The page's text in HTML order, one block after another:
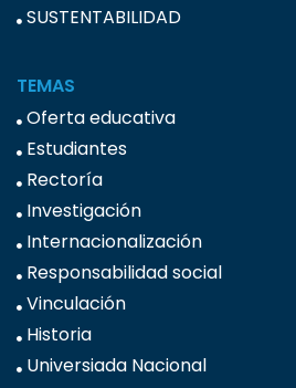
SUSTENTABILIDAD
TEMAS
Oferta educativa
Estudiantes
Rectoría
Investigación
Internacionalización
Responsabilidad social
Vinculación
Historia
Universiada Nacional